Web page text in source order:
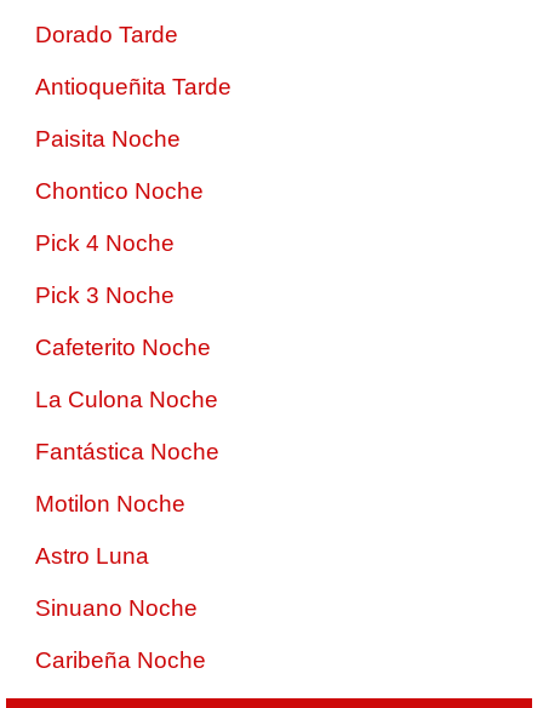
Dorado Tarde
Antioqueñita Tarde
Paisita Noche
Chontico Noche
Pick 4 Noche
Pick 3 Noche
Cafeterito Noche
La Culona Noche
Fantástica Noche
Motilon Noche
Astro Luna
Sinuano Noche
Caribeña Noche